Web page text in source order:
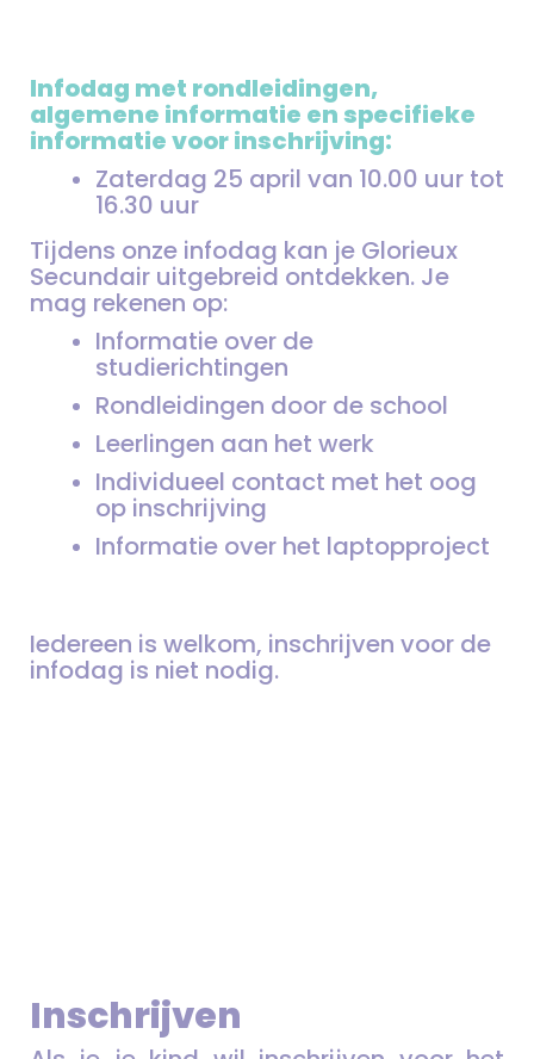
Infodag met rondleidingen,
algemene informatie en specifieke
informatie voor inschrijving:
Zaterdag 25 april van 10.00 uur tot
16.30 uur
Tijdens onze infodag kan je Glorieux
Secundair uitgebreid ontdekken. Je
mag rekenen op:
Informatie over de
studierichtingen
Rondleidingen door de school
Leerlingen aan het werk
Individueel contact met het oog
op inschrijving
Informatie over het laptopproject
Iedereen is welkom, inschrijven voor de
infodag is niet nodig.
Inschrijven